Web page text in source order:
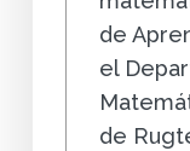
de
el
de